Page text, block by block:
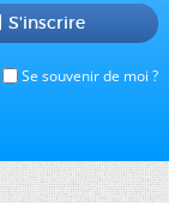
Se souvenir de moi ?
S'inscrire